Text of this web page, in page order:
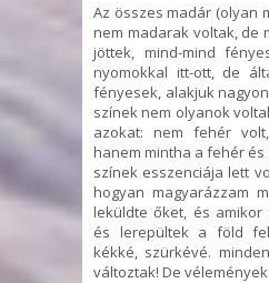
Az összes madár (olyan
nem madarak voltak, de
jöttek, mind-mind
nyomokkal itt-ott, de
fényesek, alakjuk
színek nem olyanok
azokat: nem fehér
hanem mintha a fehér és
színek esszenciája lett
hogyan magyarázzam
leküldte őket, és
és lerepültek a föld
kékké, szürkévé.
változtak! De